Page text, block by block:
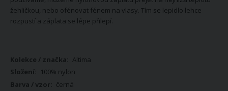
žehličkou, nebo ofénovat fénem na vlasy. Tím se lepidlo lehce
rozpustí a záplata se lépe přilepí.
Více
informací
Altima
100% nylon
černá